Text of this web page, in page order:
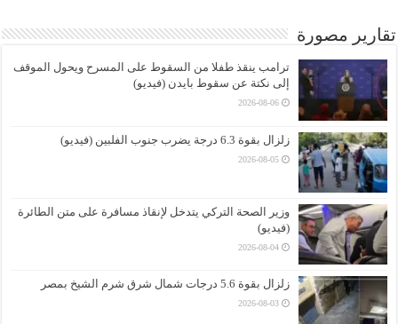
تقارير مصورة
ترامب ينقذ طفلا من السقوط على المسرح ويحول الموقف
إلى نكتة عن سقوط بايدن (فيديو)
2026-08-06
زلزال بقوة 6.3 درجة يضرب جنوب الفلبين (فيديو)
2026-08-05
وزير الصحة التركي يتدخل لإنقاذ مسافرة على متن الطائرة
(فيديو)
2026-08-04
زلزال بقوة 5.6 درجات شمال شرق شرم الشيخ بمصر
2026-08-03